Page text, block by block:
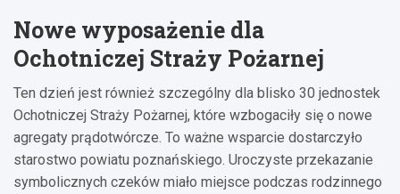
Nowe wyposażenie dla
Ochotniczej Straży Pożarnej
Ten dzień jest również szczególny dla blisko 30 jednostek
Ochotniczej Straży Pożarnej, które wzbogaciły się o nowe
agregaty prądotwórcze. To ważne wsparcie dostarczyło
starostwo powiatu poznańskiego. Uroczyste przekazanie
symbolicznych czeków miało miejsce podczas rodzinnego